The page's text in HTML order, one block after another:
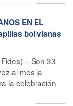
EN EL
bolivianas
– Son 33
al mes la
la celebración